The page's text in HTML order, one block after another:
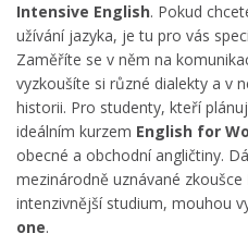
Intensive English. Pokud
užívání jazyka, je tu pro vás
Zaměříte se v něm na
vyzkoušíte si různé dialekty a v
historii. Pro studenty, kteří
ideálním kurzem English for
obecné a obchodní angličtiny.
mezinárodně uznávané zkoušce
intenzivnější studium, mouhou
one.